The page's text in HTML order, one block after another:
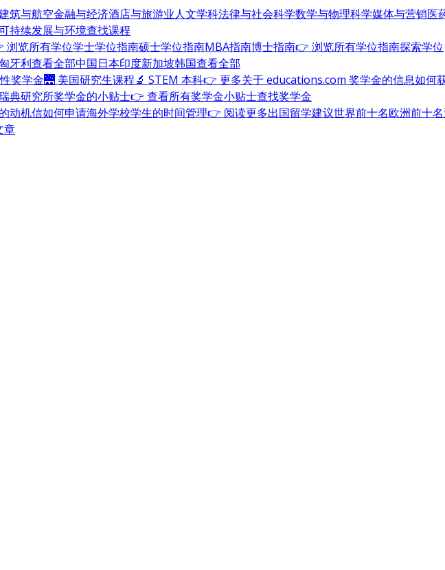
筑与航空金融与经济酒店与旅游业人文学科法律与社会科学数学与物理科学媒体与营销医
持续发展与环境查找课程
浏览所有学位学士学位指南硕士学位指南MBA指南博士指南👉 浏览所有学位指南探索学位
牙利查看全部中国日本印度新加坡韩国查看全部
性奖学金🌉 美国研究生课程🔬 STEM 本科👉 更多关于 educations.com 奖学金的信息如何
典研究所奖学金的小贴士👉 查看所有奖学金小贴士查找奖学金
动机信如何申请海外学校学生的时间管理👉 阅读更多出国留学建议世界前十名欧洲前十名
章